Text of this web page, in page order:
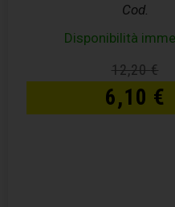
Cod.
Disponibilità
12,20€
6,10 €